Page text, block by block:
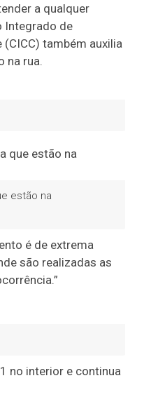
a qualquer
Integrado de
também auxilia
na rua.
estão na
é de extrema
são realizadas as
no interior e continua